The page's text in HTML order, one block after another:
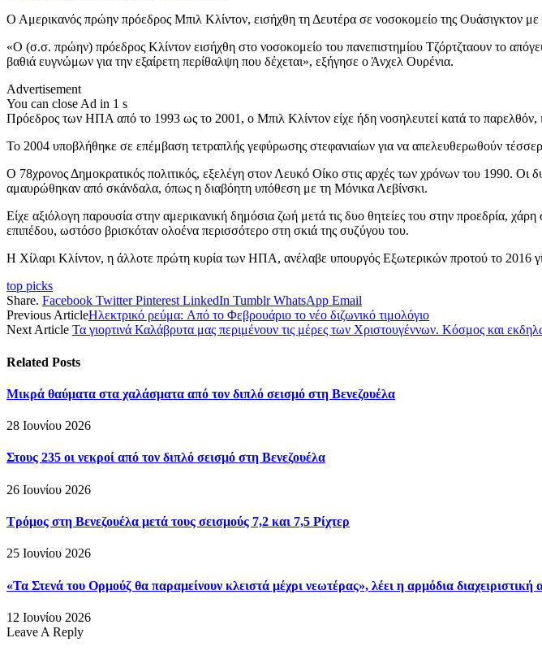
Ο Αμερικανός πρώην πρόεδρος Μπιλ Κλίντον, εισήχθη τη Δευτέρα σε νοσοκομείο της Ουάσιγκτον
«Ο (σ.σ. πρώην) πρόεδρος Κλίντον εισήχθη στο νοσοκομείο του πανεπιστημίου Τζόρτζταουν το
βαθιά ευγνώμων για την εξαίρετη περίθαλψη που δέχεται», εξήγησε ο Άνχελ Ουρένια.
Advertisement
You can close Ad in 1 s
Πρόεδρος των ΗΠΑ από το 1993 ως το 2001, ο Μπιλ Κλίντον είχε ήδη νοσηλευτεί κατά το παρελθόν,
Το 2004 υποβλήθηκε σε επέμβαση τετραπλής γεφύρωσης στεφανιαίων για να απελευθερωθούν
Ο 78χρονος Δημοκρατικός πολιτικός, εξελέγη στον Λευκό Οίκο στις αρχές των χρόνων του 1990. Οι
αμαυρώθηκαν από σκάνδαλα, όπως η διαβόητη υπόθεση με τη Μόνικα Λεβίνσκι.
Είχε αξιόλογη παρουσία στην αμερικανική δημόσια ζωή μετά τις δυο θητείες του στην προεδρία,
επιπέδου, ωστόσο βρισκόταν ολοένα περισσότερο στη σκιά της συζύγου του.
Η Χίλαρι Κλίντον, η άλλοτε πρώτη κυρία των ΗΠΑ, ανέλαβε υπουργός Εξωτερικών προτού το 2016
top picks
Share. Facebook Twitter Pinterest LinkedIn Tumblr WhatsApp Email
Previous ArticleΗλεκτρικό ρεύμα: Aπό το Φεβρουάριο το νέο διζωνικό τιμολόγιο
Next Article Τα γιορτινά Καλάβρυτα μας περιμένουν τις μέρες των Χριστουγέννων. Κόσμος και
Related Posts
Μικρά θαύματα στα χαλάσματα από τον διπλό σεισμό στη Βενεζουέλα
28 Ιουνίου 2026
Στους 235 οι νεκροί από τον διπλό σεισμό στη Βενεζουέλα
26 Ιουνίου 2026
Τρόμος στη Βενεζουέλα μετά τους σεισμούς 7,2 και 7,5 Ρίχτερ
25 Ιουνίου 2026
«Τα Στενά του Ορμούζ θα παραμείνουν κλειστά μέχρι νεωτέρας», λέει η αρμόδια διαχειριστική
12 Ιουνίου 2026
Leave A Reply